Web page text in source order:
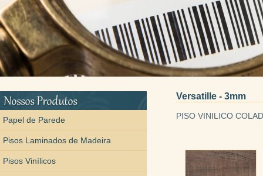
Papel de Parede
Pisos Laminados de Madeira
Pisos Vinílicos
Versatille - 3mm
PISO VINILICO